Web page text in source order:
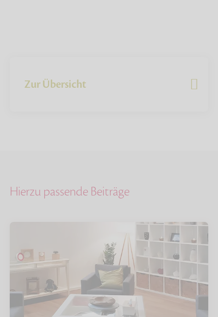
Zur Übersicht
Hierzu passende Beiträge